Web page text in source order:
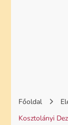
Főoldal
Kosztolányi